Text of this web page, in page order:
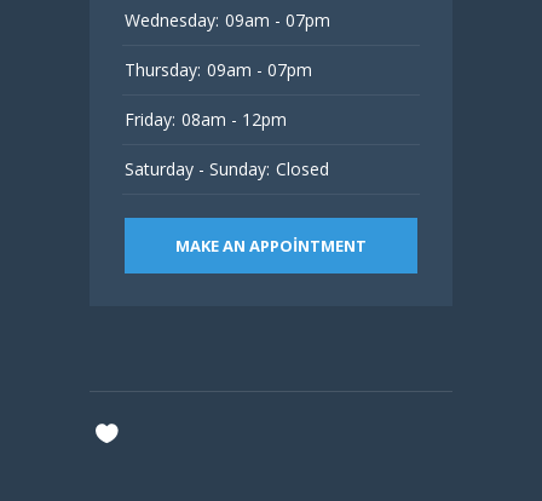
Wednesday: 09am - 07pm
Thursday: 09am - 07pm
Friday: 08am - 12pm
Saturday - Sunday: Closed
MAKE AN APPOINTMENT